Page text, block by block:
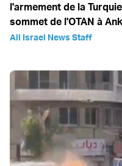
l'armement de la
sommet de l'OTAN à
All Israel News Staff